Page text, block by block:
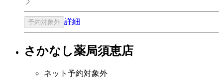
予約対象外 詳細
さかなし薬局須恵店
ネット予約対象外